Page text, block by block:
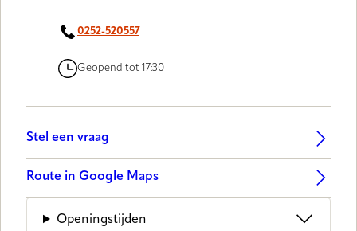
0252-520557
Geopend tot 17:30
Stel een vraag
Route in Google Maps
Openingstijden